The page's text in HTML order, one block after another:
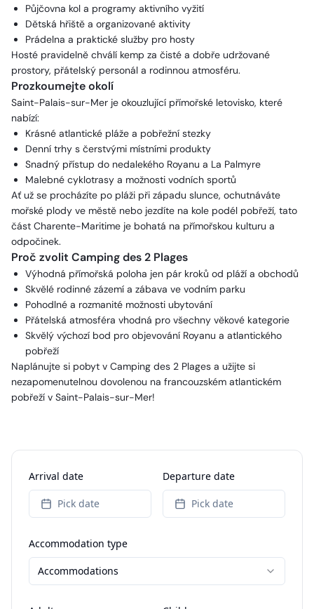
Půjčovna kol a programy aktivního vyžití
Dětská hřiště a organizované aktivity
Prádelna a praktické služby pro hosty
Hosté pravidelně chválí kemp za čisté a dobře udržované
prostory, přátelský personál a rodinnou atmosféru.
Prozkoumejte okolí
Saint-Palais-sur-Mer je okouzlující přímořské letovisko, které
nabízí:
Krásné atlantické pláže a pobřežní stezky
Denní trhy s čerstvými místními produkty
Snadný přístup do nedalekého Royanu a La Palmyre
Malebné cyklotrasy a možnosti vodních sportů
Ať už se procházíte po pláži při západu slunce, ochutnáváte
mořské plody ve městě nebo jezdíte na kole podél pobřeží, tato
část Charente-Maritime je bohatá na přímořskou kulturu a
odpočinek.
Proč zvolit Camping des 2 Plages
Výhodná přímořská poloha jen pár kroků od pláží a obchodů
Skvělé rodinné zázemí a zábava ve vodním parku
Pohodlné a rozmanité možnosti ubytování
Přátelská atmosféra vhodná pro všechny věkové kategorie
Skvělý výchozí bod pro objevování Royanu a atlantického
pobřeží
Naplánujte si pobyt v Camping des 2 Plages a užijte si
nezapomenutelnou dovolenou na francouzském atlantickém
pobřeží v Saint-Palais-sur-Mer!